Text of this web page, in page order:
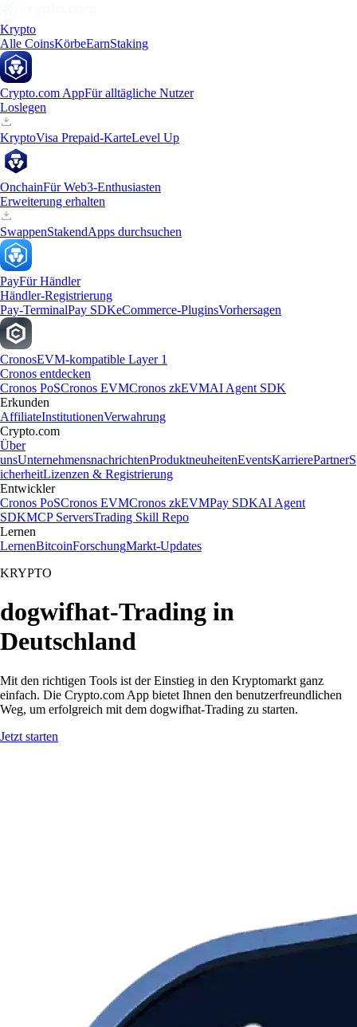
Krypto
Alle CoinsKörbeEarnStaking
Crypto.com AppFür alltägliche Nutzer
Loslegen
KryptoVisa Prepaid-KarteLevel Up
OnchainFür Web3-Enthusiasten
Erweiterung erhalten
SwappenStakendApps durchsuchen
PayFür Händler
Händler-Registrierung
Pay-TerminalPay SDKeCommerce-PluginsVorhersagen
CronosEVM-kompatible Layer 1
Cronos entdecken
Cronos PoSCronos EVMCronos zkEVMAI Agent SDK
Erkunden
AffiliateInstitutionenVerwahrung
Crypto.com
Über
unsUnternehmensnachrichtenProduktneuheitenEventsKarrierePartnerS
icherheitLizenzen & Registrierung
Entwickler
Cronos PoSCronos EVMCronos zkEVMPay SDKAI Agent
SDKMCP ServersTrading Skill Repo
Lernen
LernenBitcoinForschungMarkt-Updates
KRYPTO
dogwifhat-Trading in
Deutschland
Mit den richtigen Tools ist der Einstieg in den Kryptomarkt ganz
einfach. Die Crypto.com App bietet Ihnen den benutzerfreundlichen
Weg, um erfolgreich mit dem dogwifhat-Trading zu starten.
Jetzt starten